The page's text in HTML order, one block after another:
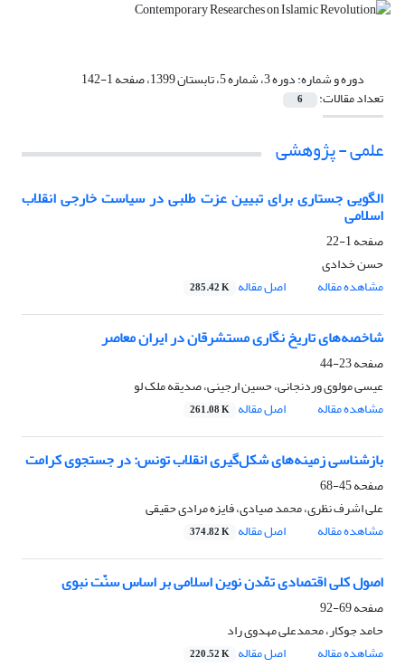
دوره و شماره:دوره 3، شماره 5، تابستان 1399، صفحه 1-142
تعداد مقالات: 6
علمی - پژوهشی
الگویی جستاری برای تبیین عزت طلبی در سیاست خارجی انقلاب
اسلامی
صفحه1-22
حسن خدادی
مشاهده مقاله
اصل مقاله 285.42 K
شاخصه‌های تاریخ نگاری مستشرقان در ایران معاصر
صفحه23-44
عیسی مولوی وردنجانی، حسین ارجینی، صدیقه ملک لو
مشاهده مقاله
اصل مقاله 261.08 K
بازشناسی زمینه‌های شکل‌گیری انقلاب تونس: در جستجوی کرامت
صفحه45-68
علی اشرف نظری، محمد صیادی، فایزه مرادی حقیقی
مشاهده مقاله
اصل مقاله 374.82 K
اصول کلی اقتصادی تمّدن نوین اسلامی بر اساس سنّت نبوی
صفحه69-92
حامد جوکار، محمدعلی مهدوی راد
مشاهده مقاله
اصل مقاله 220.52 K